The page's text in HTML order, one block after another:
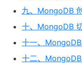
九、MongoDB
十、MongoDB
十一、
十二、